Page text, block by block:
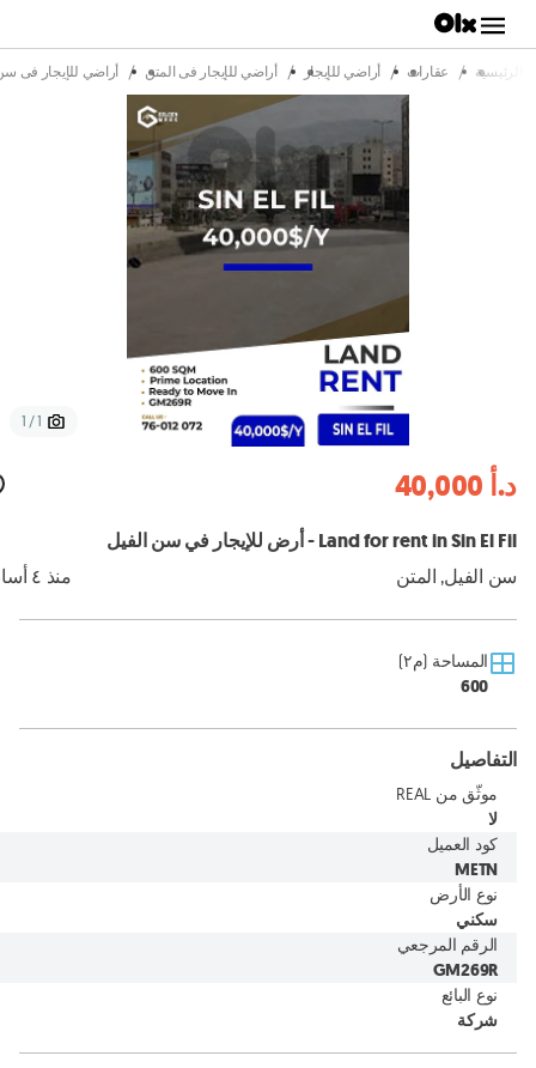
أراضي للإيجار فى / أراضي للإيجار فى المتن / أراضي للإيجار / عقارات / الرئيسية
1 / 1
د.أ 40,000
Land for rent in Sin El Fil - أرض للإيجار في سن الفيل
سن الفيل, المتن منذ ٤ أسابيع
المساحة (م٢)
600
التفاصيل
موثّق من REAL
لا
كود العميل
METN
نوع الأرض
سكني
الرقم المرجعي
GM269R
نوع البائع
شركة